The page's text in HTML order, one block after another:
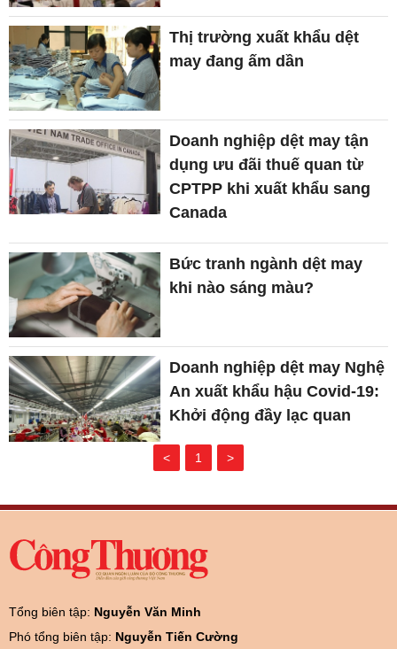
Thị trường xuất khẩu dệt
may đang ấm dần
Doanh nghiệp dệt may tận
dụng ưu đãi thuế quan từ
CPTPP khi xuất khẩu sang
Canada
Bức tranh ngành dệt may
khi nào sáng màu?
Doanh nghiệp dệt may Nghệ
An xuất khẩu hậu Covid-19:
Khởi động đầy lạc quan
< 1 >
Tổng biên tập: Nguyễn Văn Minh
Phó tổng biên tập: Nguyễn Tiến Cường